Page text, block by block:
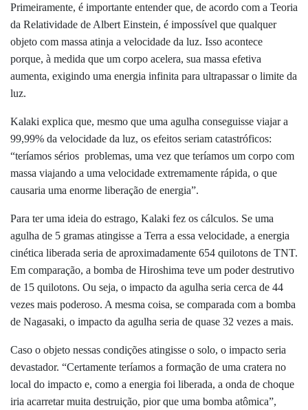
Primeiramente, é importante entender que, de acordo com a Teoria
da Relatividade de Albert Einstein, é impossível que qualquer
objeto com massa atinja a velocidade da luz. Isso acontece
porque, à medida que um corpo acelera, sua massa efetiva
aumenta, exigindo uma energia infinita para ultrapassar o limite da
luz.
Kalaki explica que, mesmo que uma agulha conseguisse viajar a
99,99% da velocidade da luz, os efeitos seriam catastróficos:
“teríamos sérios problemas, uma vez que teríamos um corpo com
massa viajando a uma velocidade extremamente rápida, o que
causaria uma enorme liberação de energia”.
Para ter uma ideia do estrago, Kalaki fez os cálculos. Se uma
agulha de 5 gramas atingisse a Terra a essa velocidade, a energia
cinética liberada seria de aproximadamente 654 quilotons de TNT.
Em comparação, a bomba de Hiroshima teve um poder destrutivo
de 15 quilotons. Ou seja, o impacto da agulha seria cerca de 44
vezes mais poderoso. A mesma coisa, se comparada com a bomba
de Nagasaki, o impacto da agulha seria de quase 32 vezes a mais.
Caso o objeto nessas condições atingisse o solo, o impacto seria
devastador. “Certamente teríamos a formação de uma cratera no
local do impacto e, como a energia foi liberada, a onda de choque
iria acarretar muita destruição, pior que uma bomba atômica”,